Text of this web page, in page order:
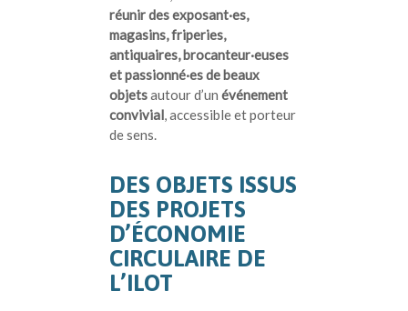
réunir des exposant·es,
magasins, friperies,
antiquaires, brocanteur·euses
et passionné·es de beaux
objetsautour d’un événement
convivial, accessible et porteur
de sens.
DES OBJETS ISSUS
DES PROJETS
D’ÉCONOMIE
CIRCULAIRE DE
L’ILOT